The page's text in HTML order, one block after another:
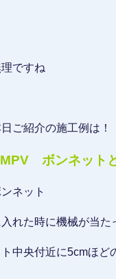
ですね
ご紹介の施工例は！
ボンネット
ネット
れた時に機械が当
中央付近に5cmほど